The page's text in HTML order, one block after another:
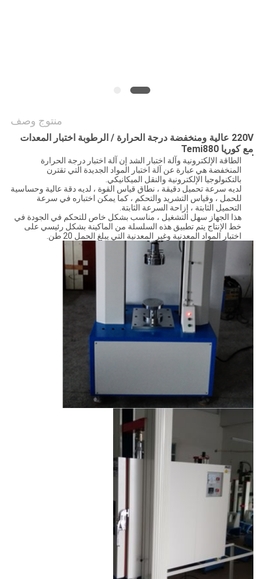
منتوج وصف
220V عالية ومنخفضة درجة الحرارة / الرطوبة اختبار المعدات
مع كوريا Temi880
الطاقة الإلكترونية وآلة اختبار الشد إن آلة اختبار درجة الحرارة
المنخفضة هي عبارة عن آلة اختبار المواد الجديدة التي تقترن
بالتكنولوجيا الإلكترونية والنقل الميكانيكي.
لديه سرعة تحميل دقيقة ، نطاق قياس القوة ، لديه دقة عالية وحساسية
للحمل ، وقياس التشريد والتحكم ، كما يمكن اختباره في سرعة
التحميل الثابتة ، إزاحة السرعة الثابتة.
هذا الجهاز سهل التشغيل ، مناسب بشكل خاص للتحكم في الجودة في
خط الإنتاج يتم تطبيق هذه السلسلة من الماكينة بشكل رئيسي على
اختبار المواد المعدنية وغير المعدنية التي يبلغ الحمل 20 طن.